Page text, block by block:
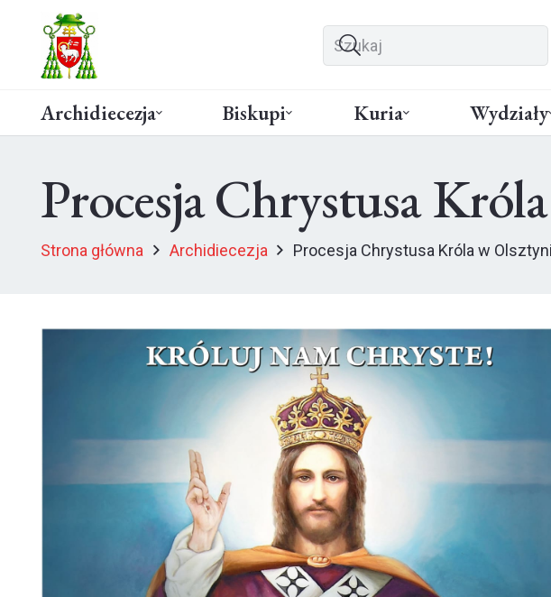
Archidiecezja Biskupi Kuria Wydziały
Procesja Chrystusa
Strona główna Archidiecezja Procesja Chrystusa Króla w